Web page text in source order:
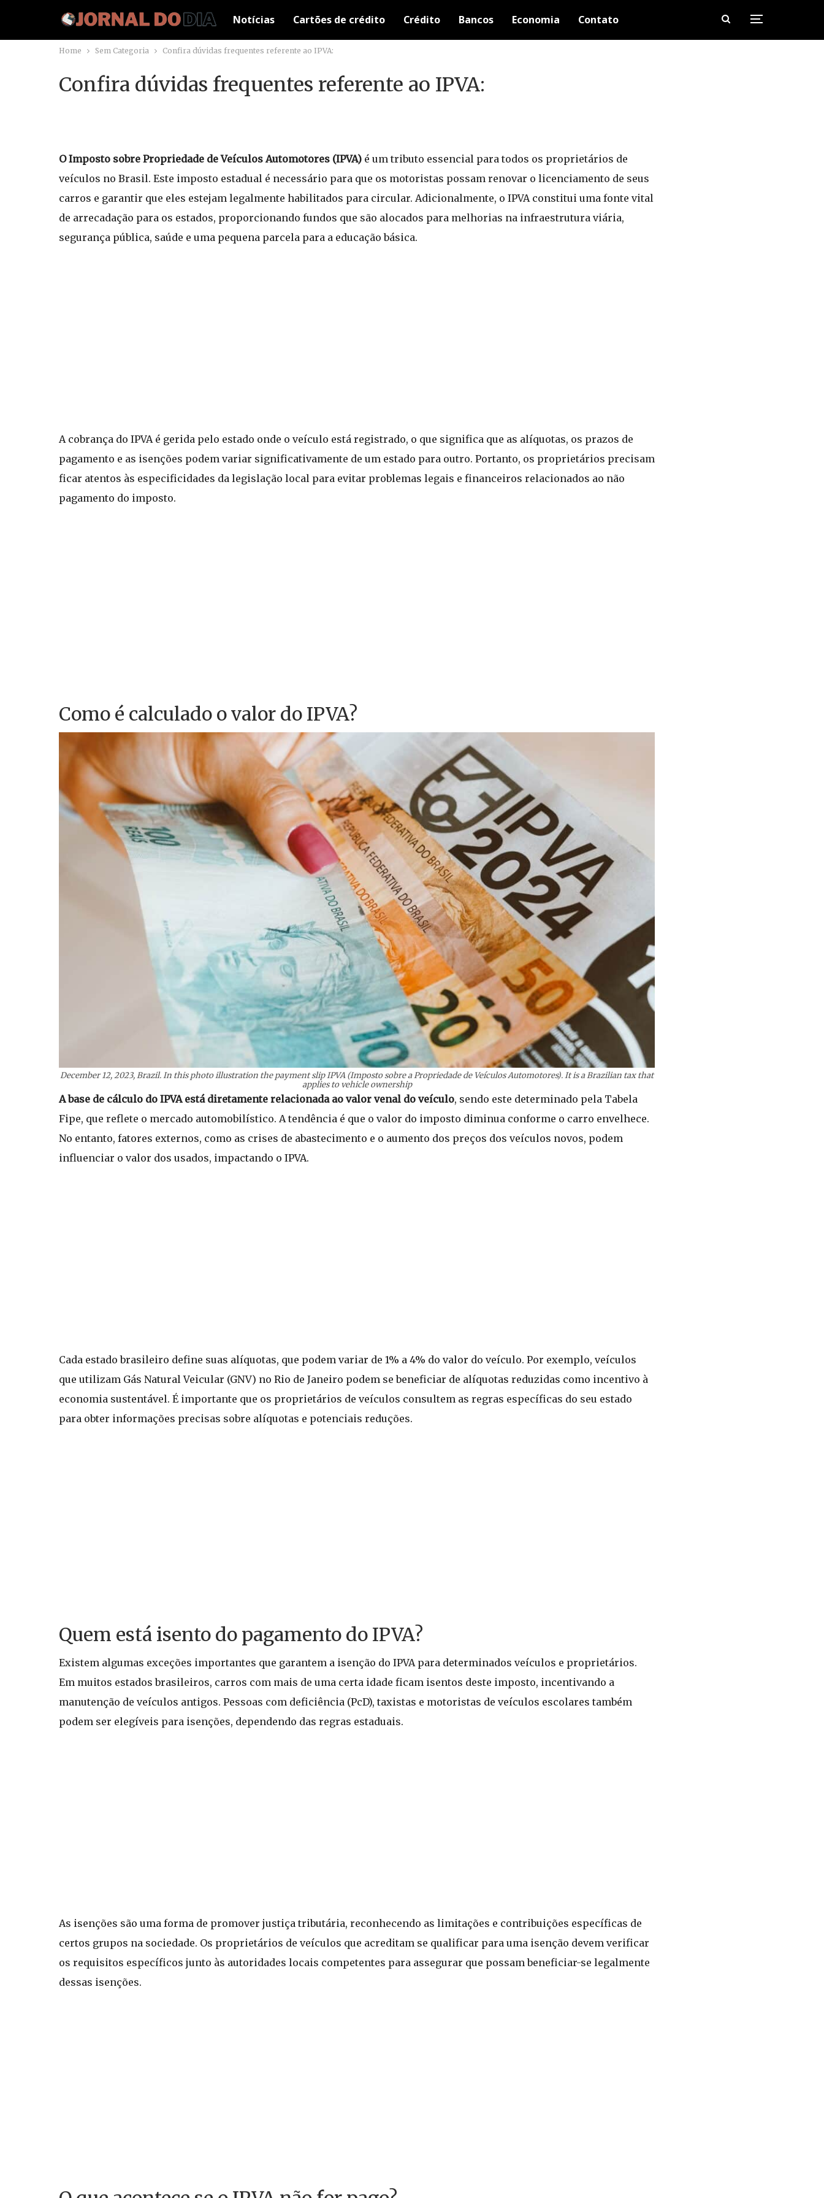
Notícias Cartões de crédito Crédito Bancos Economia Contato
Home Sem Categoria Confira dúvidas frequentes referente ao IPVA:
Confira dúvidas frequentes referente ao IPVA:
O Imposto sobre Propriedade de Veículos Automotores (IPVA) é um tributo essencial para todos os proprietários de
veículos no Brasil. Este imposto estadual é necessário para que os motoristas possam renovar o licenciamento de seus
carros e garantir que eles estejam legalmente habilitados para circular. Adicionalmente, o IPVA constitui uma fonte vital
de arrecadação para os estados, proporcionando fundos que são alocados para melhorias na infraestrutura viária,
segurança pública, saúde e uma pequena parcela para a educação básica.
A cobrança do IPVA é gerida pelo estado onde o veículo está registrado, o que significa que as alíquotas, os prazos de
pagamento e as isenções podem variar significativamente de um estado para outro. Portanto, os proprietários precisam
ficar atentos às especificidades da legislação local para evitar problemas legais e financeiros relacionados ao não
pagamento do imposto.
Como é calculado o valor do IPVA?
December 12, 2023, Brazil. In this photo illustration the payment slip IPVA (Imposto sobre a Propriedade de Veículos Automotores). It is a Brazilian tax that
applies to vehicle ownership
A base de cálculo do IPVA está diretamente relacionada ao valor venal do veículo, sendo este determinado pela Tabela
Fipe, que reflete o mercado automobilístico. A tendência é que o valor do imposto diminua conforme o carro envelhece.
No entanto, fatores externos, como as crises de abastecimento e o aumento dos preços dos veículos novos, podem
influenciar o valor dos usados, impactando o IPVA.
Cada estado brasileiro define suas alíquotas, que podem variar de 1% a 4% do valor do veículo. Por exemplo, veículos
que utilizam Gás Natural Veicular (GNV) no Rio de Janeiro podem se beneficiar de alíquotas reduzidas como incentivo à
economia sustentável. É importante que os proprietários de veículos consultem as regras específicas do seu estado
para obter informações precisas sobre alíquotas e potenciais reduções.
Quem está isento do pagamento do IPVA?
Existem algumas exceções importantes que garantem a isenção do IPVA para determinados veículos e proprietários.
Em muitos estados brasileiros, carros com mais de uma certa idade ficam isentos deste imposto, incentivando a
manutenção de veículos antigos. Pessoas com deficiência (PcD), taxistas e motoristas de veículos escolares também
podem ser elegíveis para isenções, dependendo das regras estaduais.
As isenções são uma forma de promover justiça tributária, reconhecendo as limitações e contribuições específicas de
certos grupos na sociedade. Os proprietários de veículos que acreditam se qualificar para uma isenção devem verificar
os requisitos específicos junto às autoridades locais competentes para assegurar que possam beneficiar-se legalmente
dessas isenções.